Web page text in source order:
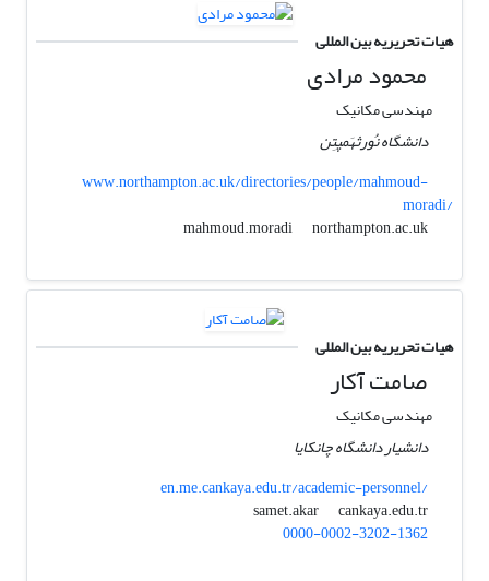
هیات تحریریه بین المللی
محمود مرادی
مهندسی مکانیک
دانشگاه نُورثهَمپتِن
www.northampton.ac.uk/directories/people/mahmoud-
moradi/
mahmoud.moradi
northampton.ac.uk
هیات تحریریه بین المللی
صامت آکار
مهندسی مکانیک
دانشیار دانشگاه چانکایا
en.me.cankaya.edu.tr/academic-personnel/
samet.akar
cankaya.edu.tr
0000-0002-3202-1362